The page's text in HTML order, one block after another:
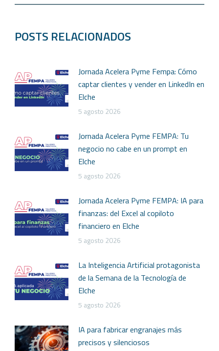
POSTS RELACIONADOS
Jornada Acelera Pyme Fempa: Cómo
captar clientes y vender en LinkedIn en
Elche
5 agosto 2026
Jornada Acelera Pyme FEMPA: Tu
negocio no cabe en un prompt en
Elche
5 agosto 2026
Jornada Acelera Pyme FEMPA: IA para
finanzas: del Excel al copiloto
financiero en Elche
5 agosto 2026
La Inteligencia Artificial protagonista
de la Semana de la Tecnología de
Elche
5 agosto 2026
IA para fabricar engranajes más
precisos y silenciosos